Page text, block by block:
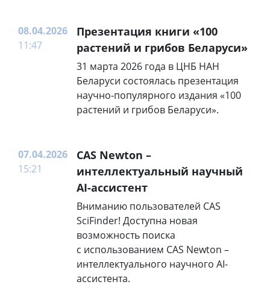
08.04.2026
11:47
Презентация книги «100
растений и грибов Беларуси»
31 марта 2026 года в ЦНБ НАН
Беларуси состоялась презентация
научно-популярного издания «100
растений и грибов Беларуси».
07.04.2026
15:21
CAS Newton –
интеллектуальный научный
AI-ассистент
Вниманию пользователей CAS
SciFinder! Доступна новая
возможность поиска
с использованием CAS Newton –
интеллектуального научного AI-
ассистента.